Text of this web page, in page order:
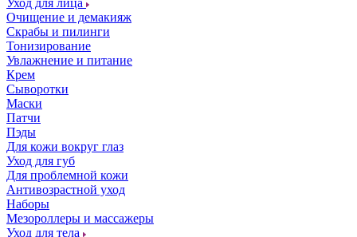
Уход для лица
Очищение и демакияж
Скрабы и пилинги
Тонизирование
Увлажнение и питание
Крем
Сыворотки
Маски
Патчи
Пэды
Для кожи вокруг глаз
Уход для губ
Для проблемной кожи
Антивозрастной уход
Наборы
Мезороллеры и массажеры
Уход для тела